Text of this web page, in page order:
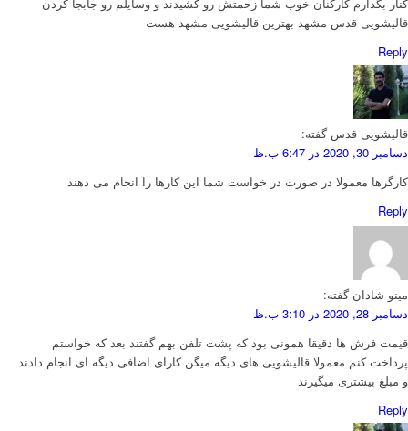
قالیشویی قدس مشهد بهترین قالیشویی مشهد هست
Reply
قالیشویی قدس گفته:
دسامبر 30, 2020 در 6:47 ب.ظ
کارگرها معمولا در صورت در خواست شما این کارها را انجام می دهند
Reply
مینو شادان گفته:
دسامبر 28, 2020 در 3:10 ب.ظ
قیمت فرش ها دقیقا همونی بود که پشت تلفن بهم گفتند بعد که خواستم
پرداخت کنم معمولا قالیشویی های دیگه میگن کارای اضافی دیگه ای انجام دادند
و مبلغ بیشتری میگیرند
Reply